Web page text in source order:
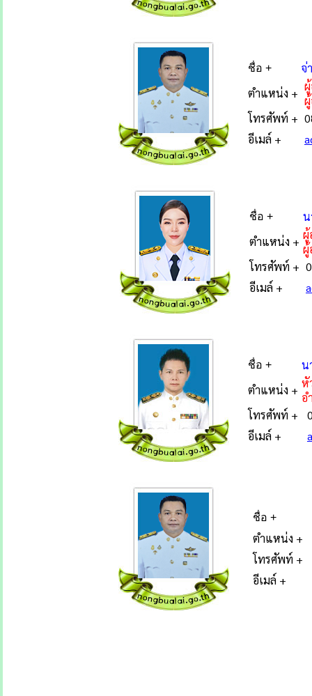
ชื่อ +
จ่
ตำแหน่ง +
โทรศัพท์ +
อีเมล์ +
ชื่อ +
น
ตำแหน่ง + ผู้
ผู้
โทรศัพท์ +
อีเมล์ +
ชื่อ +
น
ตำแหน่ง + หั
อ
โทรศัพท์ +
อีเมล์ +
ชื่อ +
ตำแหน่ง +
โทรศัพท์ +
อีเมล์ +